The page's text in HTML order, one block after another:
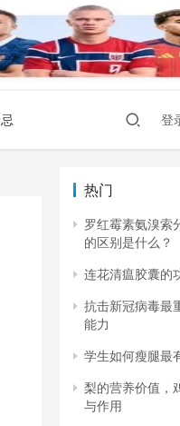
登
热门
罗红霉素氨溴索
的区别是什么？
连花清瘟胶囊的
抗击新冠病毒最
能力
学生如何瘦腿最
梨的营养价值，
与作用